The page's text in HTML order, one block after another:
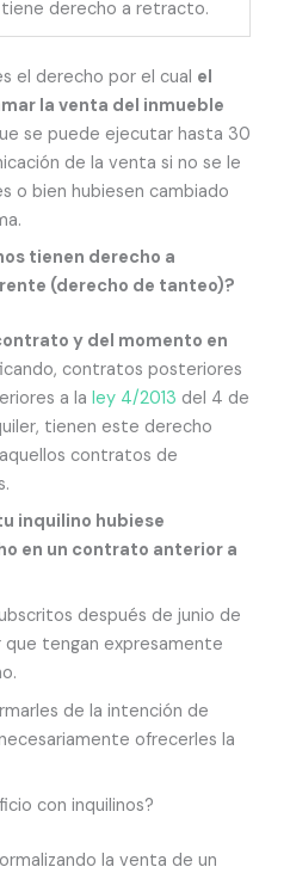
derecho a retracto.
el derecho por el cual el
la venta del inmueble
se puede ejecutar hasta 30
de la venta si no se le
o bien hubiesen cambiado
tienen derecho a
(derecho de tanteo)?
y del momento en
contratos posteriores
a laley 4/2013 del 4 de
tienen este derecho
contratos de
inquilino hubiese
en un contrato anterior a
después de junio de
tengan expresamente
de la intención de
ofrecerles la
con inquilinos?
la venta de un